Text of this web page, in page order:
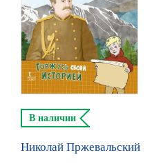
В наличии
Николай Пржевальский